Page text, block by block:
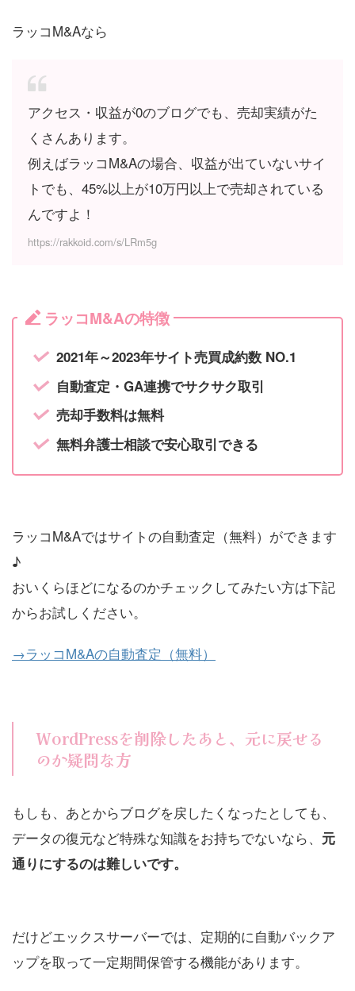
ラッコM&Aなら
アクセス・収益が0のブログでも、売却実績がた
くさんあります。
例えばラッコM&Aの場合、収益が出ていないサイ
トでも、45%以上が10万円以上で売却されている
んですよ！
https://rakkoid.com/s/LRm5g
ラッコM&Aの特徴
2021年～2023年サイト売買成約数 NO.1
自動査定・GA連携でサクサク取引
売却手数料は無料
無料弁護士相談で安心取引できる
ラッコM&Aではサイトの自動査定（無料）ができます
♪
おいくらほどになるのかチェックしてみたい方は下記
からお試しください。
→ラッコM&Aの自動査定（無料）
WordPressを削除したあと、元に戻せる
のか疑問な方
もしも、あとからブログを戻したくなったとしても、
データの復元など特殊な知識をお持ちでないなら、 元
通りにするのは難しいです。
だけどエックスサーバーでは、定期的に自動バックア
ップを取って一定期間保管する機能があります。